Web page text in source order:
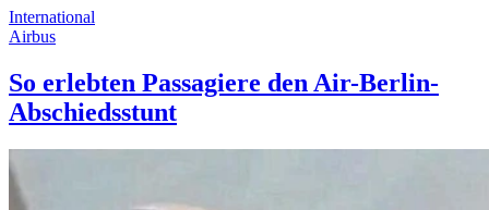
International
Airbus
So erlebten Passagiere den Air-Berlin-
Abschiedsstunt